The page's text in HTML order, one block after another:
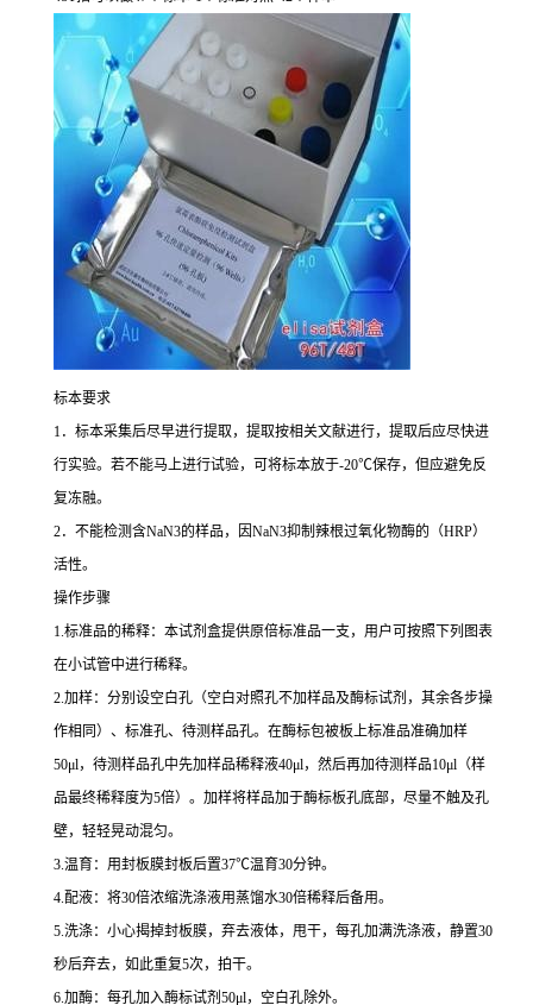
标本要求
1．标本采集后尽早进行提取，提取按相关文献进行，提取后应尽快进
行实验。若不能马上进行试验，可将标本放于-20℃保存，但应避免反
复冻融。
2．不能检测含NaN3的样品，因NaN3抑制辣根过氧化物酶的（HRP）
活性。
操作步骤
1.标准品的稀释：本试剂盒提供原倍标准品一支，用户可按照下列图表
在小试管中进行稀释。
2.加样：分别设空白孔（空白对照孔不加样品及酶标试剂，其余各步操
作相同）、标准孔、待测样品孔。在酶标包被板上标准品准确加样
50μl，待测样品孔中先加样品稀释液40μl，然后再加待测样品10μl （样
品最终稀释度为5倍）。加样将样品加于酶标板孔底部，尽量不触及孔
壁，轻轻晃动混匀。
3.温育：用封板膜封板后置37℃温育30分钟。
4.配液：将30倍浓缩洗涤液用蒸馏水30倍稀释后备用。
5.洗涤：小心揭掉封板膜，弃去液体，甩干，每孔加满洗涤液，静置30
秒后弃去，如此重复5次，拍干。
6.加酶：每孔加入酶标试剂 50μl，空白孔除外。